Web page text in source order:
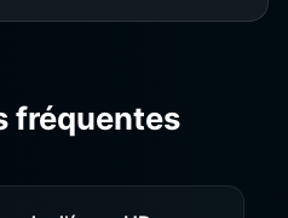
fréquentes